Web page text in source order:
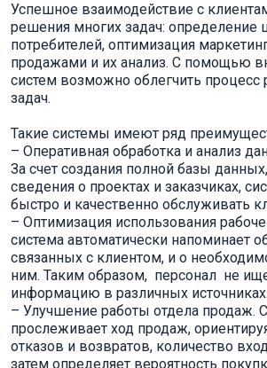
Успешное взаимодействие с
решения многих задач: определение
потребителей, оптимизация
продажами и их анализ. С помощью
систем возможно облегчить
задач.
Такие системы имеют ряд
– Оперативная обработка и анализ
За счет создания полной базы
сведения о проектах и заказчиках,
быстро и качественно обслуживать
– Оптимизация использования
система автоматически напоминает
связанных с клиентом, и о
ним. Таким образом, персонал не
информацию в различных источниках.
– Улучшение работы отдела продаж.
прослеживает ход продаж,
отказов и возвратов, количество
затем определяет вероятность